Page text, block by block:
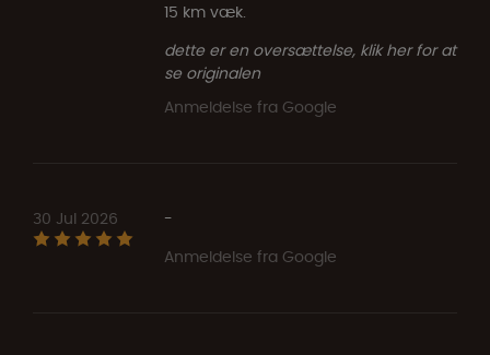
15 km væk.
dette er en oversættelse, klik her for at
se originalen
Anmeldelse fra Google
30 Jul 2026
-
Anmeldelse fra Google